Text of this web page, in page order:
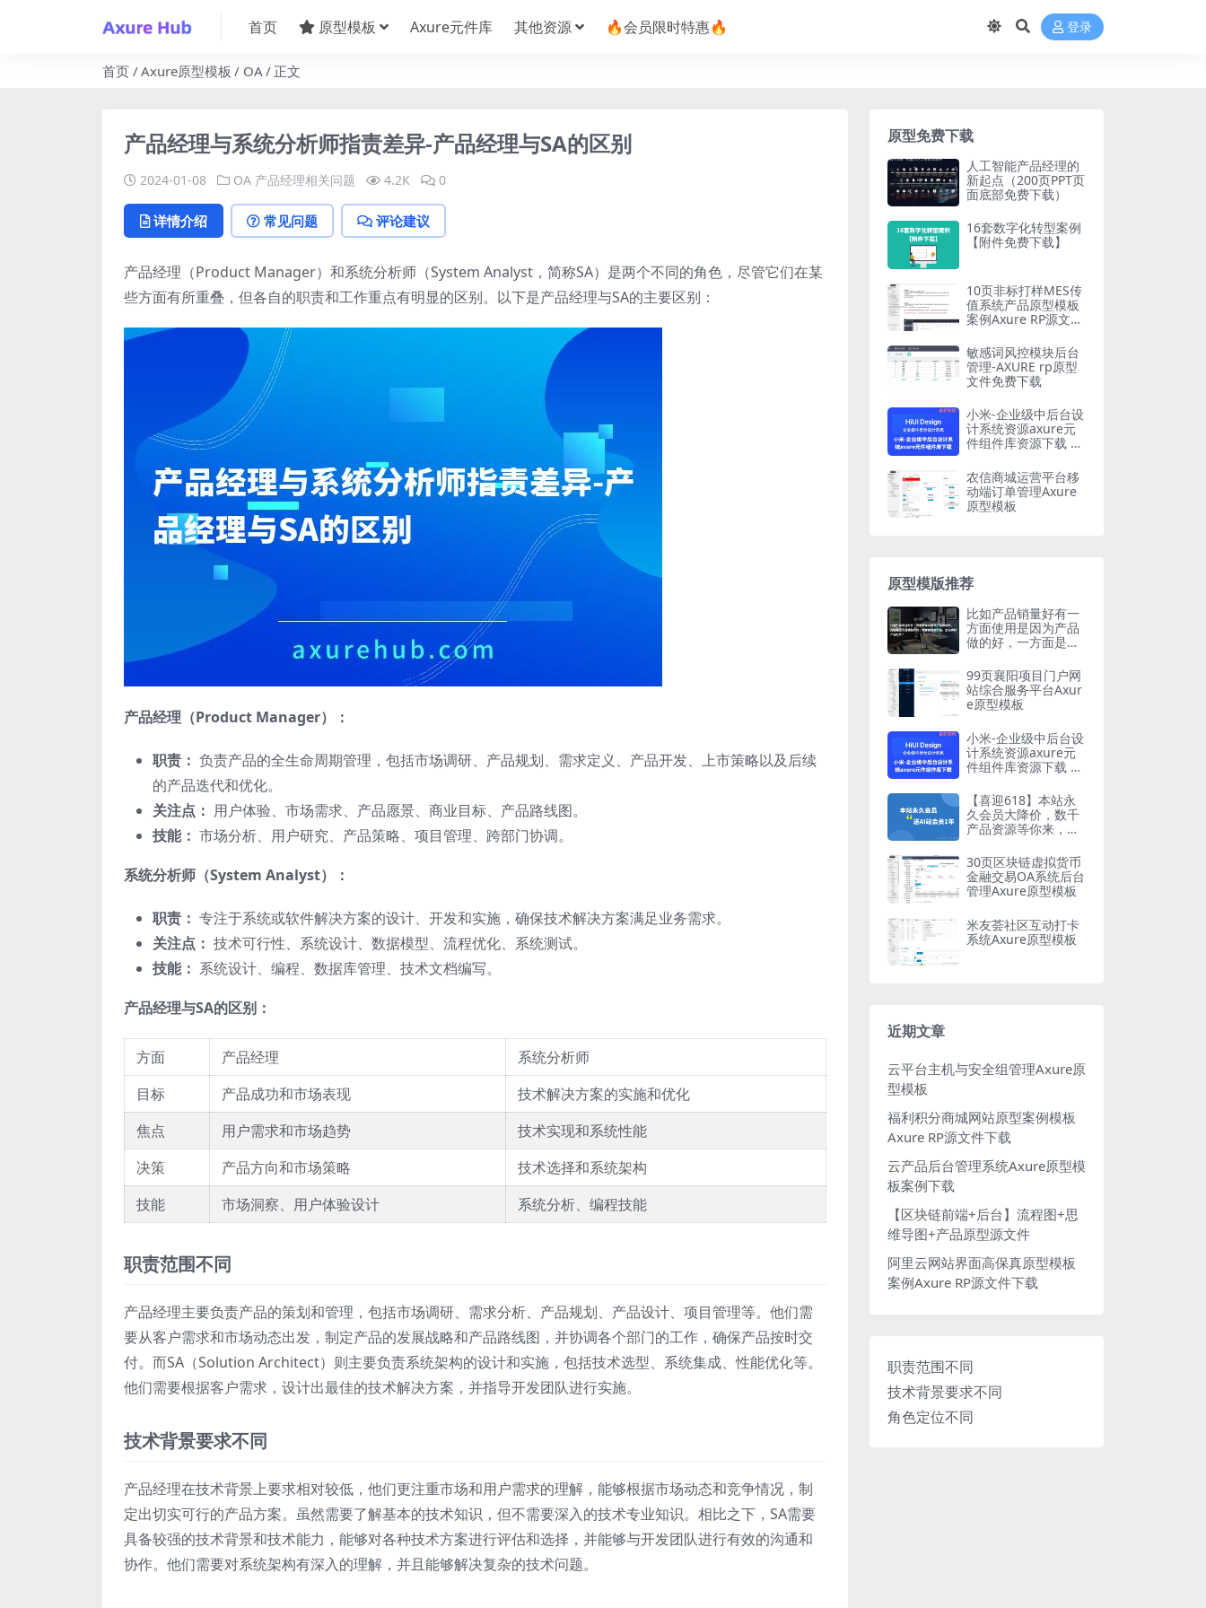
首页 原型模板 Axure元件库 其他资源 🔥会员限时特惠🔥 登录
首页 Axure原型模板 OA 正文
产品经理与系统分析师指责差异-产品经理与SA的区别
2024-01-08 OA 产品经理相关问题 4.2K 0
详情介绍 常见问题 评论建议
产品经理（Product Manager）和系统分析师（System Analyst，简称SA）是两个不同的角色，尽管它们在某
些方面有所重叠，但各自的职责和工作重点有明显的区别。以下是产品经理与SA的主要区别：
产品经理（Product Manager）：
职责： 负责产品的全生命周期管理，包括市场调研、产品规划、需求定义、产品开发、上市策略以及后续
的产品迭代和优化。
关注点： 用户体验、市场需求、产品愿景、商业目标、产品路线图。
技能： 市场分析、用户研究、产品策略、项目管理、跨部门协调。
系统分析师（System Analyst）：
职责： 专注于系统或软件解决方案的设计、开发和实施，确保技术解决方案满足业务需求。
关注点： 技术可行性、系统设计、数据模型、流程优化、系统测试。
技能： 系统设计、编程、数据库管理、技术文档编写。
产品经理与SA的区别：
方面 产品经理
系统分析师
目标
产品成功和市场表现
技术解决方案的实施和优化
焦点
用户需求和市场趋势
技术实现和系统性能
决策
产品方向和市场策略
技术选择和系统架构
技能
市场洞察、用户体验设计 系统分析、编程技能
职责范围不同
产品经理主要负责产品的策划和管理，包括市场调研、需求分析、产品规划、产品设计、项目管理等。他们需
要从客户需求和市场动态出发，制定产品的发展战略和产品路线图，并协调各个部门的工作，确保产品按时交
付。而SA（Solution Architect）则主要负责系统架构的设计和实施，包括技术选型、系统集成、性能优化等。
他们需要根据客户需求，设计出最佳的技术解决方案，并指导开发团队进行实施。
技术背景要求不同
产品经理在技术背景上要求相对较低，他们更注重市场和用户需求的理解，能够根据市场动态和竞争情况，制
定出切实可行的产品方案。虽然需要了解基本的技术知识，但不需要深入的技术专业知识。相比之下，SA需要
具备较强的技术背景和技术能力，能够对各种技术方案进行评估和选择，并能够与开发团队进行有效的沟通和
协作。他们需要对系统架构有深入的理解，并且能够解决复杂的技术问题。
原型免费下载
人工智能产品经理的
新起点（200页PPT页
面底部免费下载）
16套数字化转型案例
【附件免费下载】
10页非标打样MES传
值系统产品原型模板
案例Axure RP源文件
敏感词风控模块后台
管理-AXURE rp原型
文件免费下载
小米-企业级中后台设
计系统资源axure元
件组件库资源下载 Hi
农信商城运营平台移
动端订单管理Axure
原型模板
原型模版推荐
比如产品销量好有一
方面使用是因为产品
做的好，一方面是因
销售能力强，怎么辨
别产品好坏？
99页襄阳项目门户网
站综合服务平台Axur
e原型模板
小米-企业级中后台设
计系统资源axure元
件组件库资源下载 Hi
【喜迎618】本站永
久会员大降价，数千
产品资源等你来，
30页区块链虚拟货币
金融交易OA系统后台
管理Axure原型模板
米友荟社区互动打卡
系统Axure原型模板
近期文章
云平台主机与安全组管理Axure原
型模板
福利积分商城网站原型案例模板
Axure RP源文件下载
云产品后台管理系统Axure原型模
板案例下载
【区块链前端+后台】流程图+思
维导图+产品原型源文件
阿里云网站界面高保真原型模板
案例Axure RP源文件下载
职责范围不同
技术背景要求不同
角色定位不同